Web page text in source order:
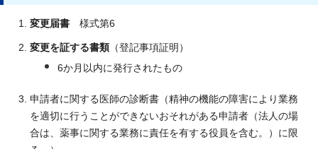
変更届書 様式第6
変更を証する書類 （登記事項証明）
6か月以内に発行されたもの
申請者に関する医師の診断書（精神の機能の障害により業務
を適切に行うことができないおそれがある申請者（法人の場
合は、薬事に関する業務に責任を有する役員を含む。）に限